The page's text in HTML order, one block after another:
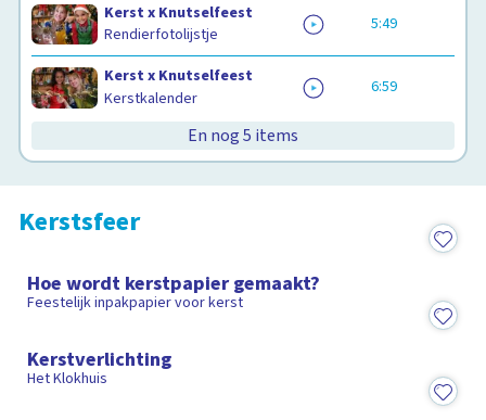
Kerst x Knutselfeest
Rendierfotolijstje
5:49
Kerst x Knutselfeest
Kerstkalender
6:59
En nog 5 items
Kerstsfeer
Hoe wordt kerstpapier gemaakt?
Feestelijk inpakpapier voor kerst
Kerstverlichting
Het Klokhuis